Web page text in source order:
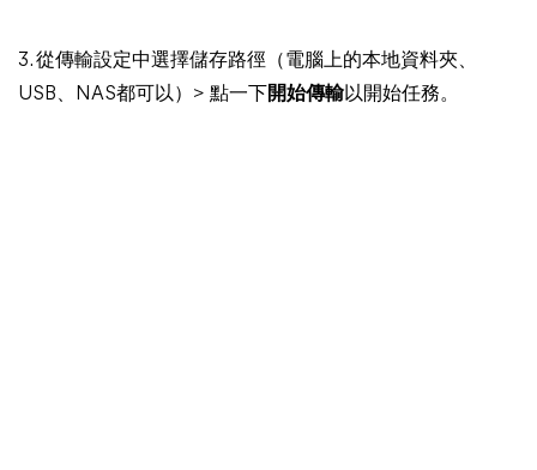
3. 從傳輸設定中選擇儲存路徑（電腦上的本地資料夾、
USB、NAS都可以）> 點一下 開始傳輸以開始任務。